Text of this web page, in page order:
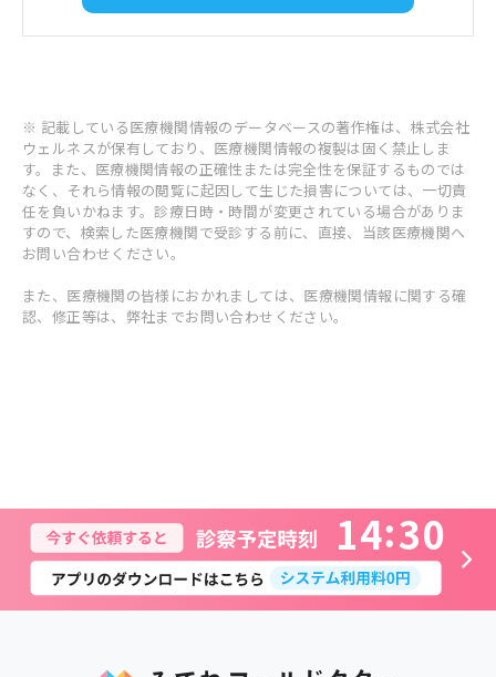
※ 記載している医療機関情報のデータベースの著作権は、株式会社
ウェルネスが保有しており、医療機関情報の複製は固く禁止しま
す。また、医療機関情報の正確性または完全性を保証するものでは
なく、それら情報の閲覧に起因して生じた損害については、一切責
任を負いかねます。診療日時・時間が変更されている場合がありま
すので、検索した医療機関で受診する前に、直接、当該医療機関へ
お問い合わせください。
また、医療機関の皆様におかれましては、医療機関情報に関する確
認、修正等は、弊社までお問い合わせください。
14 30